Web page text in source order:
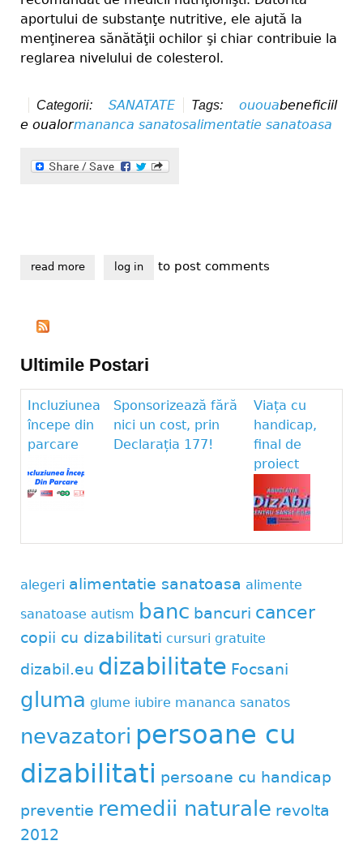
aportului de substanţe nutritive, ele ajută la
menţinerea sănătăţii ochilor şi chiar contribuie la
reglarea nivelului de colesterol.
Categorii: SANATATE Tags: ououabeneficiil
e oualormananca sanatosalimentatie sanatoasa
read moreabout ouale si beneficiile lor
log in to post comments
Ultimile Postari
Incluziunea
începe din
parcare
Sponsorizează fără
nici un cost, prin
Declarația 177!
Viața cu
handicap,
final de
proiect
alegeri alimentatie sanatoasa alimente
sanatoase autism banc bancuri cancer
copii cu dizabilitati cursuri gratuite
dizabil.eu dizabilitate Focsani
gluma glume iubire mananca sanatos
nevazatori persoane cu
dizabilitati persoane cu handicap
preventie remedii naturale revolta
2012